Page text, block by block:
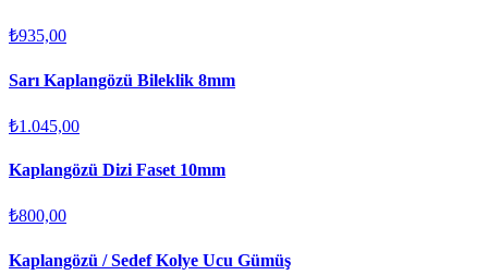
₺935,00
Sarı Kaplangözü Bileklik 8mm
₺1.045,00
Kaplangözü Dizi Faset 10mm
₺800,00
Kaplangözü / Sedef Kolye Ucu Gümüş